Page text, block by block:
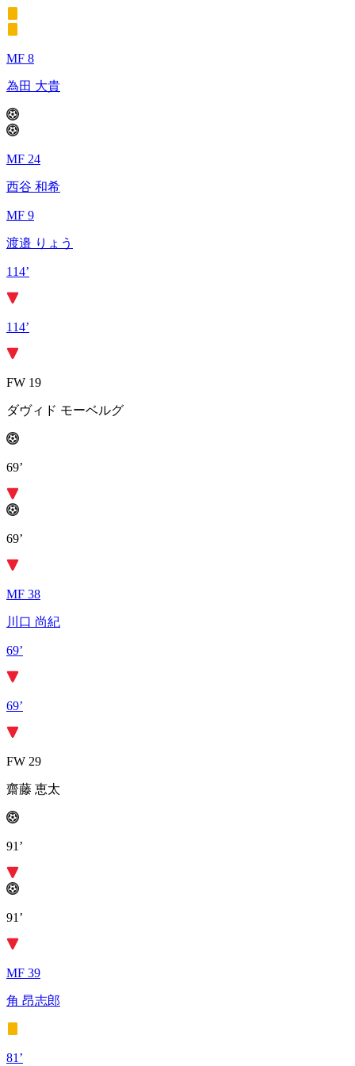
MF 8
為田 大貴
MF 24
西谷 和希
MF 9
渡邉 りょう
114’
114’
FW 19
ダヴィド モーベルグ
69’
69’
MF 38
川口 尚紀
69’
69’
FW 29
齋藤 恵太
91’
91’
MF 39
角 昂志郎
81’